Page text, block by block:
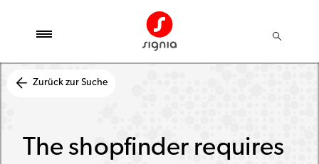
Zurück zur Suche
The shopfinder requires